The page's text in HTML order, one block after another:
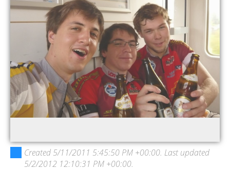
Prolog 1
Created 5/11/2011 5:45:50 PM +00:00. Last updated
5/2/2012 12:10:31 PM +00:00.